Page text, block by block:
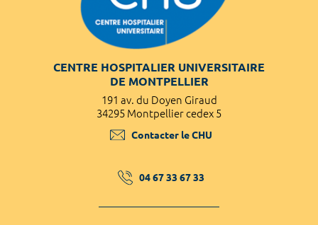
CENTRE HOSPITALIER UNIVERSITAIRE
DE MONTPELLIER
191 av. du Doyen Giraud
34295 Montpellier cedex 5
Contacter le CHU
04 67 33 67 33